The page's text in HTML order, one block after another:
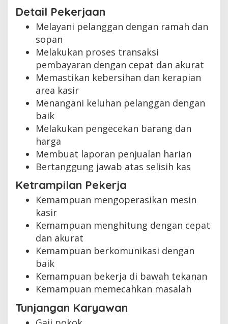
Detail Pekerjaan
Melayani pelanggan dengan ramah dan
sopan
Melakukan proses transaksi
pembayaran dengan cepat dan akurat
Memastikan kebersihan dan kerapian
area kasir
Menangani keluhan pelanggan dengan
baik
Melakukan pengecekan barang dan
harga
Membuat laporan penjualan harian
Bertanggung jawab atas selisih kas
Ketrampilan Pekerja
Kemampuan mengoperasikan mesin
kasir
Kemampuan menghitung dengan cepat
dan akurat
Kemampuan berkomunikasi dengan
baik
Kemampuan bekerja di bawah tekanan
Kemampuan memecahkan masalah
Tunjangan Karyawan